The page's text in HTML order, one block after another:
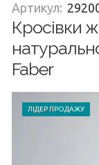
Артикул:
Кросівки
Faber
ЛІДЕР ПРОДАЖУ